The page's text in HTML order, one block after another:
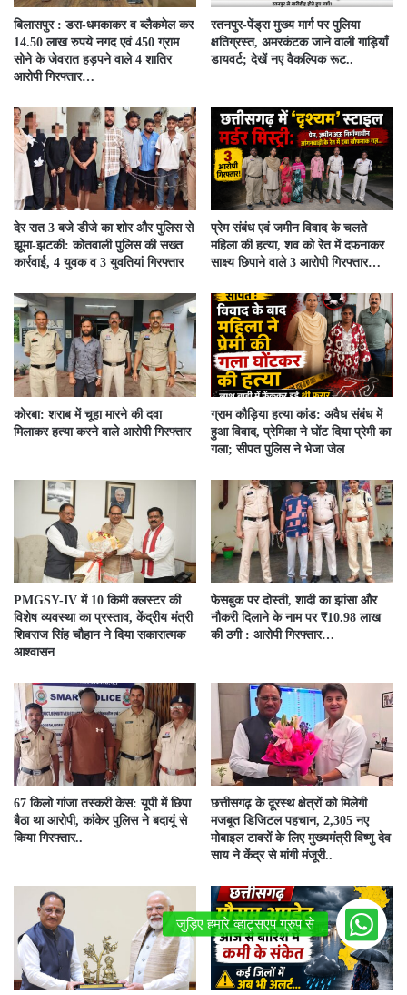
बिलासपुर : डरा-धमकाकर व ब्लैकमेल कर
14.50 लाख रुपये नगद एवं 450 ग्राम
सोने के जेवरात हड़पने वाले 4 शातिर
आरोपी गिरफ्तार…
रतनपुर-पेंड्रा मुख्य मार्ग पर पुलिया
क्षतिग्रस्त, अमरकंटक जाने वाली गाड़ियाँ
डायवर्ट; देखें नए वैकल्पिक रूट..
देर रात 3 बजे डीजे का शोर और पुलिस से
झूमा-झटकी: कोतवाली पुलिस की सख्त
कार्रवाई, 4 युवक व 3 युवतियां गिरफ्तार
प्रेम संबंध एवं जमीन विवाद के चलते
महिला की हत्या, शव को रेत में दफनाकर
साक्ष्य छिपाने वाले 3 आरोपी गिरफ्तार…
कोरबा: शराब में चूहा मारने की दवा
मिलाकर हत्या करने वाले आरोपी गिरफ्तार
ग्राम कौड़िया हत्या कांड: अवैध संबंध में
हुआ विवाद, प्रेमिका ने घोंट दिया प्रेमी का
गला; सीपत पुलिस ने भेजा जेल
PMGSY-IV में 10 किमी क्लस्टर की
विशेष व्यवस्था का प्रस्ताव, केंद्रीय मंत्री
शिवराज सिंह चौहान ने दिया सकारात्मक
आश्वासन
फेसबुक पर दोस्ती, शादी का झांसा और
नौकरी दिलाने के नाम पर ₹10.98 लाख
की ठगी : आरोपी गिरफ्तार…
67 किलो गांजा तस्करी केस: यूपी में छिपा
बैठा था आरोपी, कांकेर पुलिस ने बदायूं से
किया गिरफ्तार..
छत्तीसगढ़ के दूरस्थ क्षेत्रों को मिलेगी
मजबूत डिजिटल पहचान, 2,305 नए
मोबाइल टावरों के लिए मुख्यमंत्री विष्णु देव
साय ने केंद्र से मांगी मंजूरी..